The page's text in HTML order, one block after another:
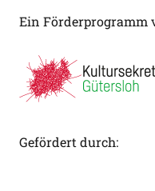
Ein Förderprogramm
Gefördert durch: